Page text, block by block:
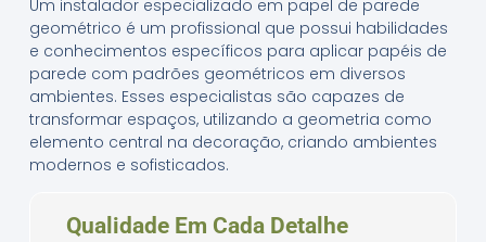
Um instalador especializado em papel de parede
geométrico é um profissional que possui habilidades
e conhecimentos específicos para aplicar papéis de
parede com padrões geométricos em diversos
ambientes. Esses especialistas são capazes de
transformar espaços, utilizando a geometria como
elemento central na decoração, criando ambientes
modernos e sofisticados.
Qualidade Em Cada Detalhe